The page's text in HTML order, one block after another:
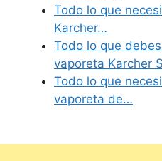
Todo lo que
Karcher…
Todo lo que
vaporeta Karcher
Todo lo que
vaporeta de…